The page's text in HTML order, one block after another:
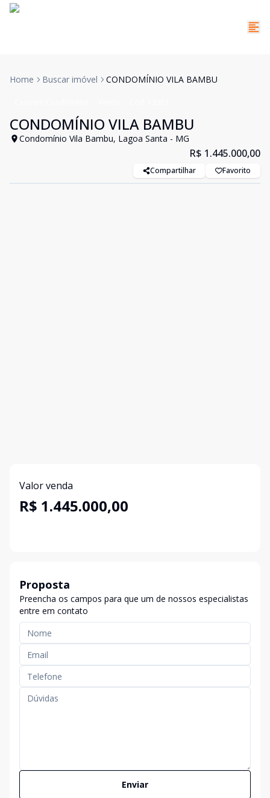
Home Buscar imóvel CONDOMÍNIO VILA BAMBU
CONDOMÍNIO VILA BAMBU
Condomínio Vila Bambu, Lagoa Santa - MG
R$ 1.445.000,00
Compartilhar Favorito
Valor venda
R$ 1.445.000,00
Proposta
Preencha os campos para que um de nossos especialistas
entre em contato
Enviar